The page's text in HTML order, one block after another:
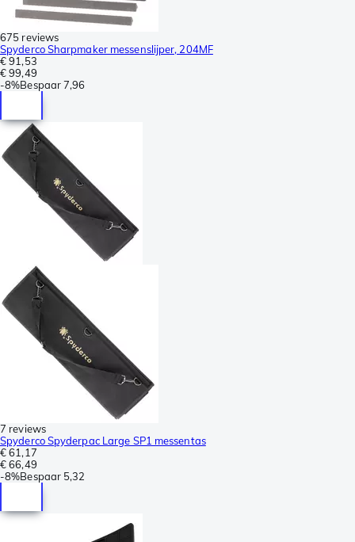
675 reviews
Spyderco Sharpmaker messenslijper, 204MF
€ 91,53
€ 99,49
-8%Bespaar7,96
7 reviews
Spyderco Spyderpac Large SP1 messentas
€ 61,17
€ 66,49
-8%Bespaar 5,32